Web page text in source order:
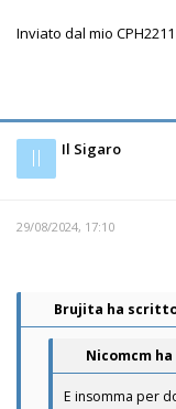
Inviato dal mio
Il Il Sigaro
29/08/2024, 17:10
Brujita ha
Nicomcm
E insomma per